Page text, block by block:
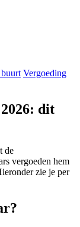
Vergoeding
dit
de
vergoeden hem
zie je per